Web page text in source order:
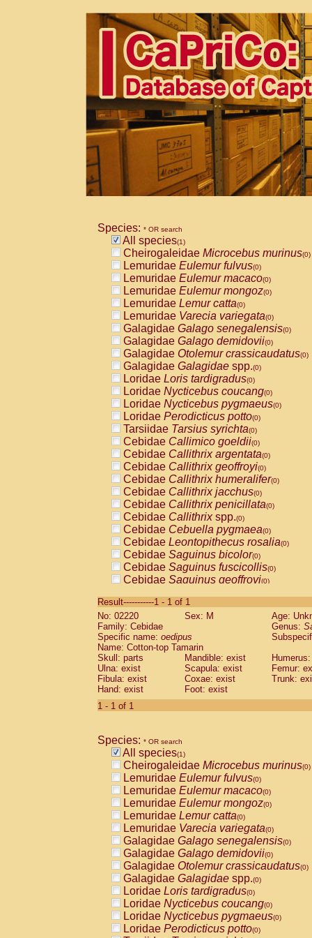
Species: * OR search
All species(1)
Cheirogaleidae Microcebus murinus(0)
Lemuridae Eulemur fulvus(0)
Lemuridae Eulemur macaco(0)
Lemuridae Eulemur mongoz(0)
Lemuridae Lemur catta(0)
Lemuridae Varecia variegata(0)
Galagidae Galago senegalensis(0)
Galagidae Galago demidovii(0)
Galagidae Otolemur crassicaudatus(0)
Galagidae Galagidae spp.(0)
Loridae Loris tardigradus(0)
Loridae Nycticebus coucang(0)
Loridae Nycticebus pygmaeus(0)
Loridae Perodicticus potto(0)
Tarsiidae Tarsius syrichta(0)
Cebidae Callimico goeldii(0)
Cebidae Callithrix argentata(0)
Cebidae Callithrix geoffroyi(0)
Cebidae Callithrix humeralifer(0)
Cebidae Callithrix jacchus(0)
Cebidae Callithrix penicillata(0)
Cebidae Callithrixspp.(0)
Cebidae Cebuella pygmaea(0)
Cebidae Leontopithecus rosalia(0)
Cebidae Saguinus bicolor(0)
Cebidae Saguinus fuscicollis(0)
Cebidae Saguinus geoffroyi(0)
CebidaeSaguinus labiatus(0)
Cebidae Saguinus leucopus (0)
Cebidae
CebidaeSaguinus mystax
Cebidae Saguinus nigricollis (0)
Cebidae Saguinus oedipus
Cebidae Saguinus weddelli
Cebidae Saguinusspp.
Cebidae
CebidaeCebus capucinus
CebidaeCebus nigrivittatus
CebidaeCebus spp.(0)
CebidaeSaimiri boliviensis(0)
CebidaeSaimiri sciureus(0)
AtelidaeAlouatta caraya(0)
AtelidaeAlouatta fusca(0)
AtelidaeAlouatta seniculus(0)
AtelidaeAlouattaspp.(0)
AtelidaeAteles belzebuth(0)
AtelidaeAteles geoffroyi(0)
AtelidaeAteles paniscus(0)
AtelidaeAtelesspp.(0)
AtelidaeLagothrix lagothricha(0)
AtelidaeLagothrix lagothricha cana
PitheciidaeCacajao calvus
Result-----------1 - 1 of 1
No: 02220
Sex: M
Age:
Family: Cebidae
Genus:
Specific name: oedipus
Name: Cotton-top Tamarin
Skull: parts
Mandible: exist
Ulna: exist
Scapula: exist
Femur:
Fibula: exist
Coxae: exist
Trunk:
Hand: exist
Foot: exist
1 - 1 of 1
Species: * OR search
All species(1)
Cheirogaleidae Microcebus murinus(0)
Lemuridae Eulemur fulvus(0)
Lemuridae Eulemur macaco(0)
Lemuridae Eulemur mongoz(0)
Lemuridae Lemur catta(0)
Lemuridae Varecia variegata(0)
Galagidae Galago senegalensis(0)
Galagidae Galago demidovii(0)
Galagidae Otolemur crassicaudatus(0)
Galagidae Galagidae spp.(0)
Loridae Loris tardigradus(0)
Loridae Nycticebus coucang(0)
Loridae Nycticebus pygmaeus(0)
Loridae Perodicticus potto(0)